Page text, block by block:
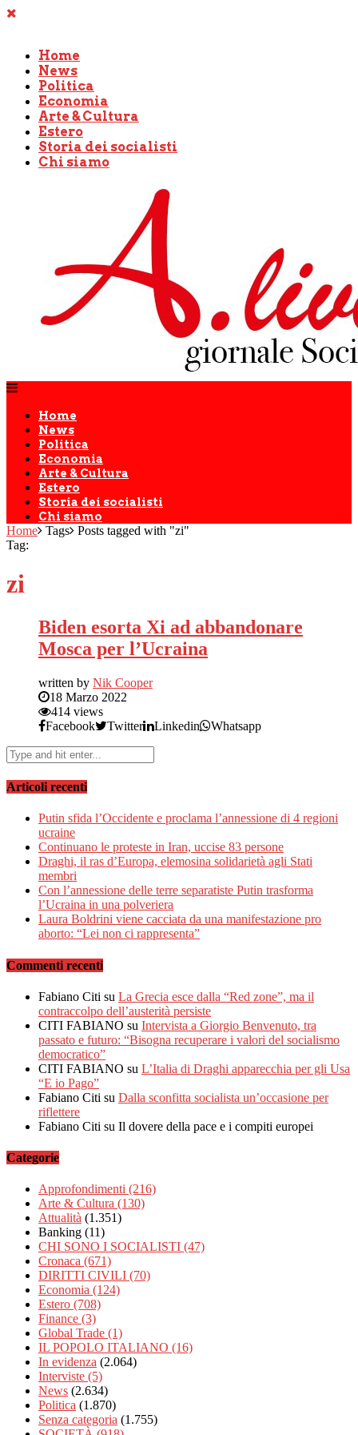
Home
News
Politica
Economia
Arte & Cultura
Estero
Storia dei socialisti
Chi siamo
Home
News
Politica
Economia
Arte & Cultura
Estero
Storia dei socialisti
Chi siamo
Home Tags Posts tagged with "zi"
Tag:
zi
Biden esorta Xi ad abbandonare
Mosca per l’Ucraina
written by Nik Cooper
18 Marzo 2022
414 views
Facebook
Twitter Linkedin Whatsapp
Articoli recenti
Putin sfida l’Occidente e proclama l’annessione di 4 regioni
ucraine
Continuano le proteste in Iran, uccise 83 persone
Draghi, il ras d’Europa, elemosina solidarietà agli Stati
membri
Con l’annessione delle terre separatiste Putin trasforma
l’Ucraina in una polveriera
Laura Boldrini viene cacciata da una manifestazione pro
aborto: “Lei non ci rappresenta”
Commenti recenti
Fabiano Citi su La Grecia esce dalla “Red zone”, ma il
contraccolpo dell’austerità persiste
CITI FABIANO su Intervista a Giorgio Benvenuto, tra
passato e futuro: “Bisogna recuperare i valori del socialismo
democratico”
CITI FABIANO su L’Italia di Draghi apparecchia per gli Usa
“E io Pago”
Fabiano Citi su Dalla sconfitta socialista un’occasione per
riflettere
Fabiano Citi su Il dovere della pace e i compiti europei
Categorie
Approfondimenti (216)
Arte & Cultura (130)
Attualità (1.351)
Banking (11)
CHI SONO I SOCIALISTI (47)
Cronaca (671)
DIRITTI CIVILI (70)
Economia (124)
Estero (708)
Finance (3)
Global Trade (1)
IL POPOLO ITALIANO (16)
In evidenza (2.064)
Interviste (5)
News (2.634)
Politica (1.870)
Senza categoria (1.755)